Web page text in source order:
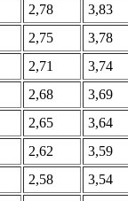
2,78
3,83
2,75
3,78
2,71
3,74
2,68
3,69
2,65
3,64
2,62
3,59
2,58
3,54